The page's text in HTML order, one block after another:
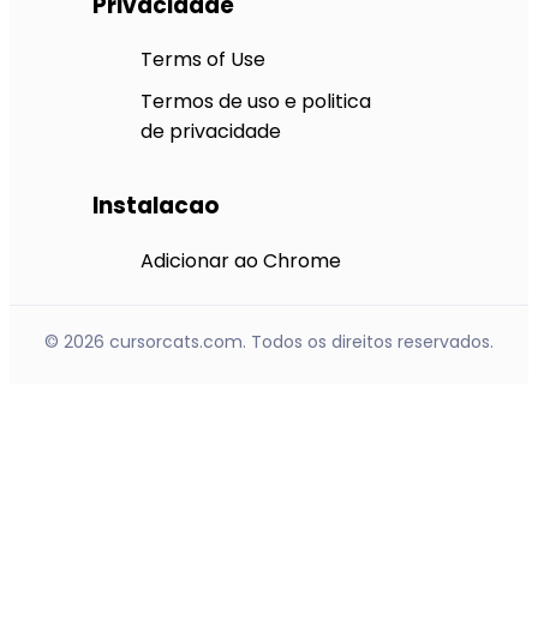
Terms of Use
Termos de uso e politica
de privacidade
Instalacao
Adicionar ao Chrome
© 2026 cursorcats.com. Todos os direitos reservados.